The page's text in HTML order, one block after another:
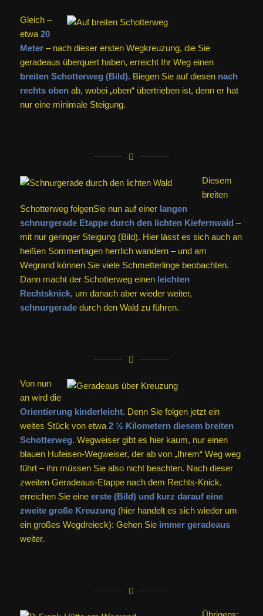
Gleich –
etwa 20
Meter– nach dieser ersten Wegkreuzung, die Sie
geradeaus überquert haben, erreicht Ihr Weg einen
breiten Schotterweg (Bild). Biegen Sie auf diesennach
rechts obenab, wobei „oben“ übertrieben ist, denn er hat
nur eine minimale Steigung.
Diesem
breiten
Schotterweg folgenSie nun auf einer langen
schnurgerade Etappe durch den lichten Kiefernwald –
mit nur geringer Steigung (Bild). Hier lässt es sich auch an
heißen Sommertagen herrlich wandern – und am
Wegrand können Sie viele Schmetterlinge beobachten.
Dann macht der Schotterweg einen leichten
Rechtsknick,um danach aber wieder weiter,
schnurgeradedurch den Wald zu führen.
Von nun
an wird die
Orientierung kinderleicht. Denn Sie folgen jetzt ein
weites Stück von etwa 2 ½ Kilometern diesem breiten
Schotterweg. Wegweiser gibt es hier kaum, nur einen
blauen Hufeisen-Wegweiser, der ab von „Ihrem“ Weg weg
führt – ihn müssen Sie also nicht beachten. Nach dieser
zweiten Geradeaus-Etappe nach dem Rechts-Knick,
erreichen Sie eine erste (Bild) und kurz darauf eine
zweite große Kreuzung (hier handelt es sich wieder um
ein großes Wegdreieck): Gehen Sie immer geradeaus
weiter.